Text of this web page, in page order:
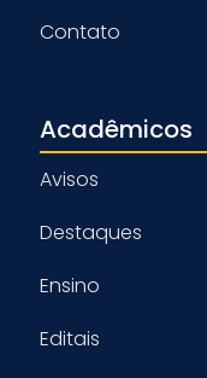
Contato
Acadêmicos
Avisos
Destaques
Ensino
Editais